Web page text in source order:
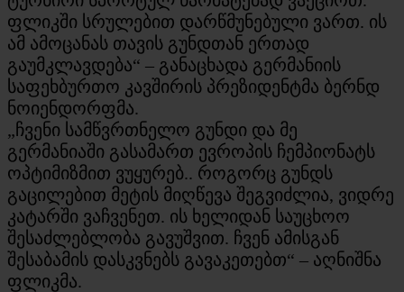
ფლიკში სრულებით დარწმუნებული ვართ. ის
ამ ამოცანას თავის გუნდთან ერთად
გაუმკლავდება“ – განაცხადა გერმანიის
საფეხბურთო კავშირის პრეზიდენტმა ბერნდ
ნოიენდორფმა.
„ჩვენი სამწვრთნელო გუნდი და მე
გერმანიაში გასამართ ევროპის ჩემპიონატს
ოპტიმიზმით ვუყურებ.. როგორც გუნდს
გაცილებით მეტის მიღწევა შეგვიძლია, ვიდრე
კატარში ვაჩვენეთ. ის ხელიდან საუცხოო
შესაძლებლობა გავუშვით. ჩვენ ამისგან
შესაბამის დასკვნებს გავაკეთებთ“ – აღნიშნა
ფლიკმა.